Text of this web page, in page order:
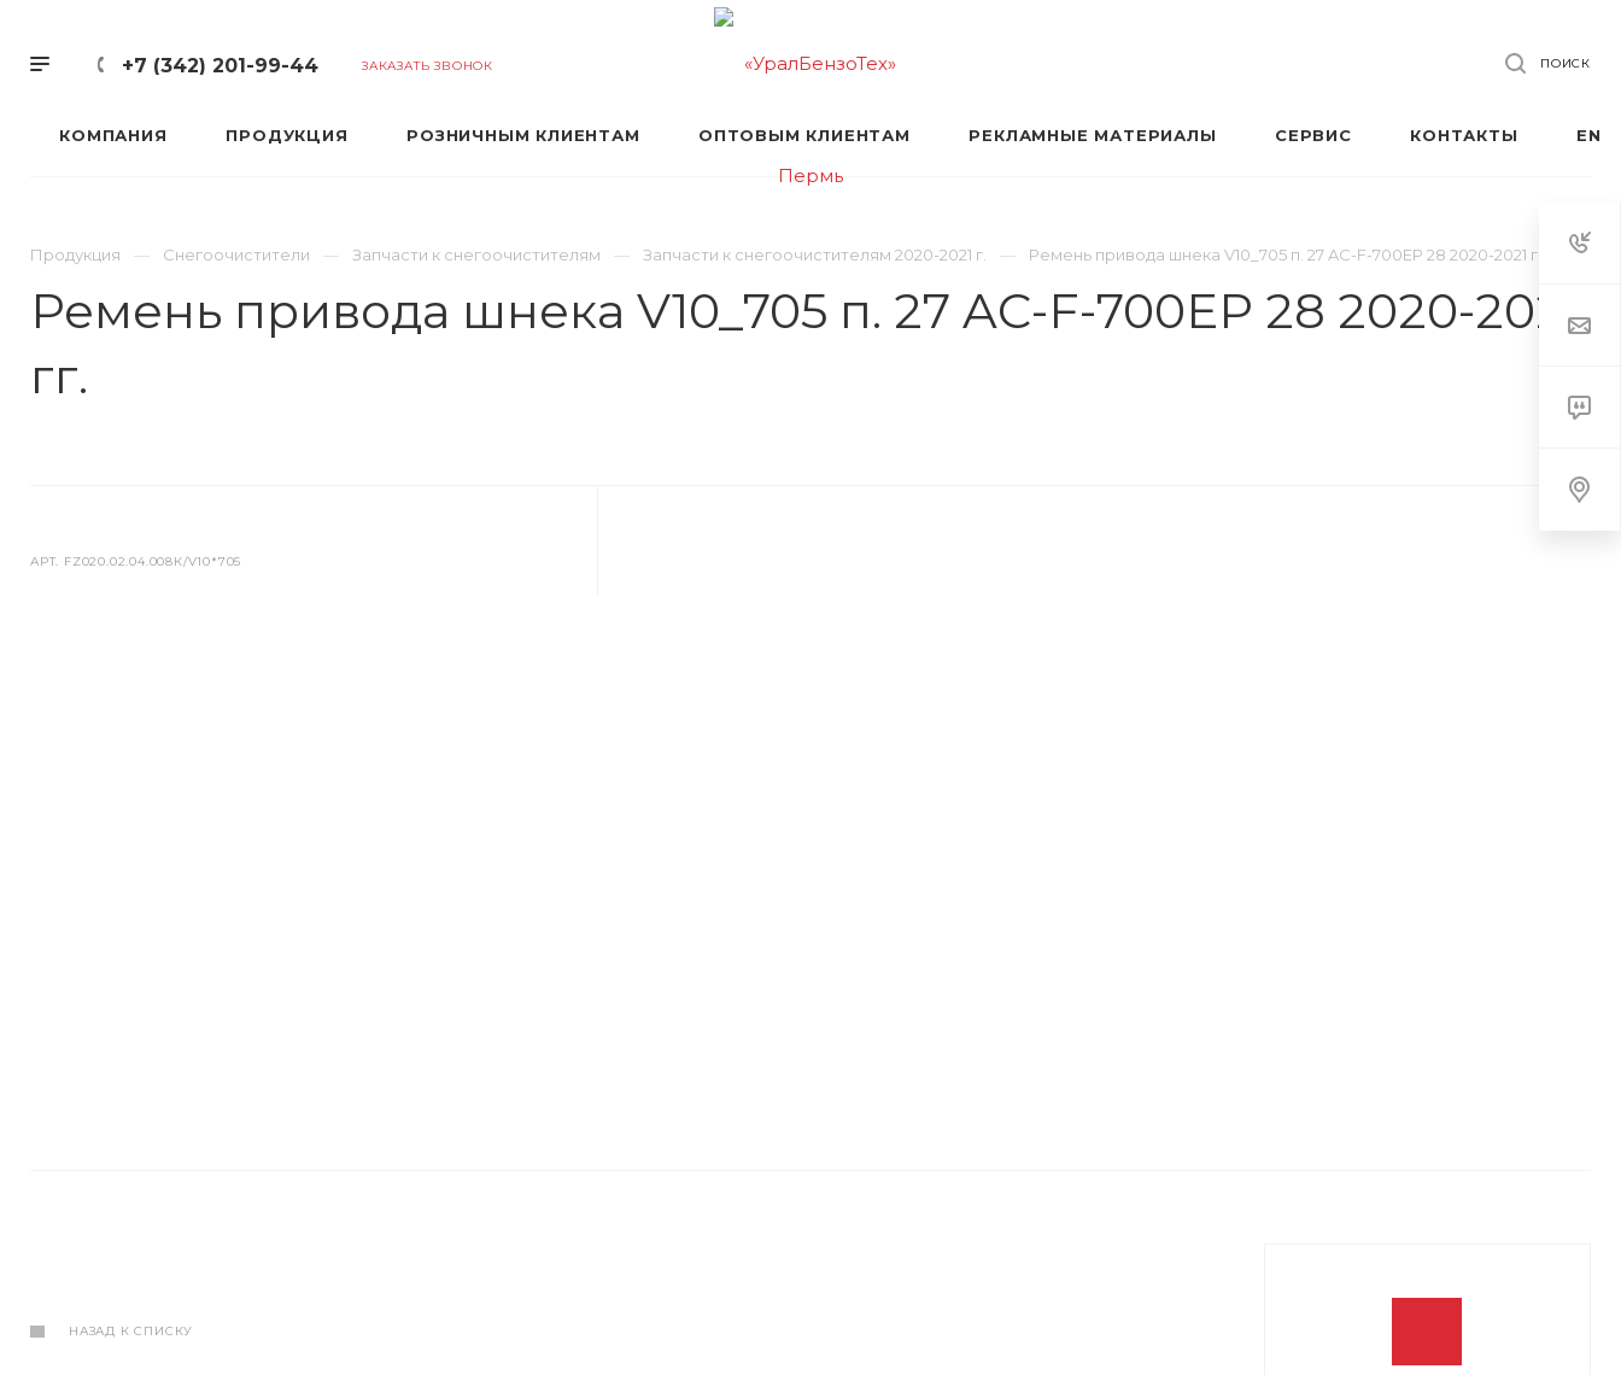
+7 (342) 201-99-44 ЗАКАЗАТЬ ЗВОНОК ПОИСК
КОМПАНИЯ ПРОДУКЦИЯ РОЗНИЧНЫМ КЛИЕНТАМ ОПТОВЫМ КЛИЕНТАМ РЕКЛАМНЫЕ МАТЕРИАЛЫ СЕРВИС КОНТАКТЫ EN
Продукция Снегоочистители Запчасти к снегоочистителям Запчасти к снегоочистителям 2020-2021 г. Ремень привода шнека V10_705 п. 27 AC-F-700EP 28 2020-2021 гг.
Ремень привода шнека V10_705 п. 27 AC-F-700EP 28 2020-2021
гг.
АРТ. FZ020.02.04.008К/V10*705
НАЗАД К СПИСКУ